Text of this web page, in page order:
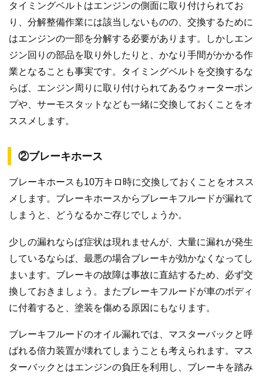
タイミングベルトはエンジンの側面に取り付けられてお
り、分解整備作業には該当しないものの、交換するために
はエンジンの一部を分解する必要があります。しかしエン
ジン回りの部品を取り外したりと、かなり手間がかかる作
業となることも事実です。タイミングベルトを交換するな
らば、エンジン周りに取り付けられてあるウォーターポン
プや、サーモスタットなども一緒に交換しておくことをオ
ススメします。
②ブレーキホース
ブレーキホースも10万キロ時に交換しておくことをオスス
メします。ブレーキホースからブレーキフルードが漏れて
しまうと、どうなるかご存じでしょうか。
少しの漏れならば症状は現れませんが、大量に漏れが発生
しているならば、最悪の場合ブレーキが効かなくなってし
まいます。ブレーキの故障は事故に直結するため、必ず交
換しておきましょう。またブレーキフルードが車のボディ
に付着すると、塗装を傷める原因にもなります。
ブレーキフルードのオイル漏れでは、マスターバックと呼
ばれる倍力装置が壊れてしまうことも考えられます。マス
ターバックとはエンジンの負圧を利用し、ブレーキを踏み